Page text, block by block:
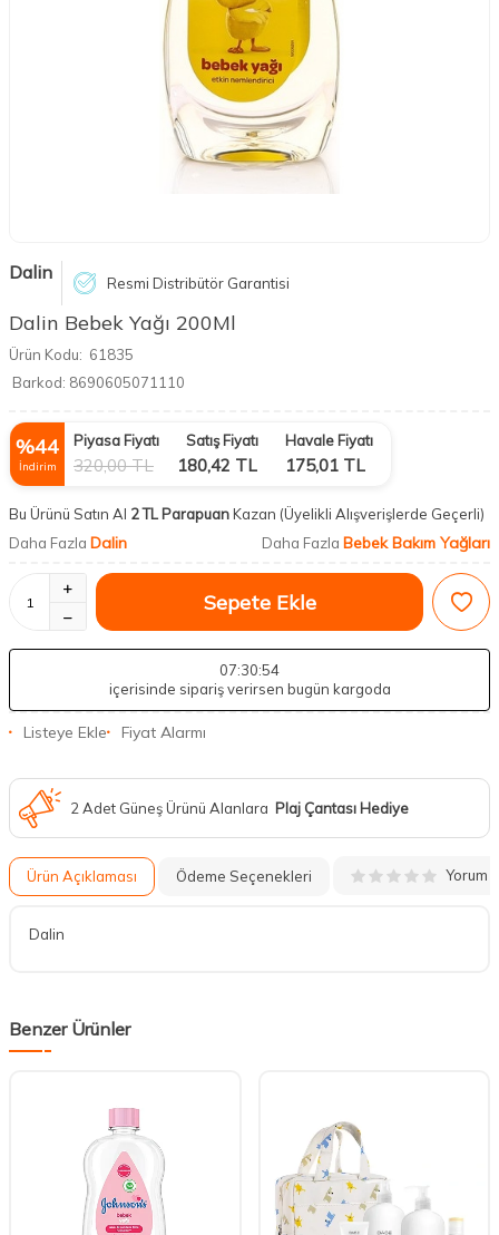
Dalin Resmi Distribütör Garantisi
Dalin Bebek Yağı 200Ml
Ürün Kodu: 61835
Barkod: 8690605071110
%44
İndirim
Piyasa Fiyatı
320,00TL
Satış Fiyatı
180,42 TL
Havale Fiyatı
175,01 TL
Bu Ürünü Satın Al 2 TL ParapuanKazan (Üyelikli Alışverişlerde Geçerli)
Daha Fazla Dalin Daha Fazla Bebek Bakım Yağları
Sepete Ekle
07:30:53
içerisinde sipariş verirsen bugün kargoda
Listeye Ekle Fiyat Alarmı
2 Adet Güneş Ürünü Alanlara Plaj Çantası Hediye
Ürün Açıklaması Ödeme Seçenekleri Yorum
Dalin
Benzer Ürünler